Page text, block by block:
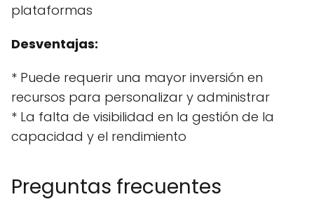
plataformas
Desventajas:
* Puede requerir una mayor inversión en
recursos para personalizar y administrar
* La falta de visibilidad en la gestión de la
capacidad y el rendimiento
Preguntas frecuentes